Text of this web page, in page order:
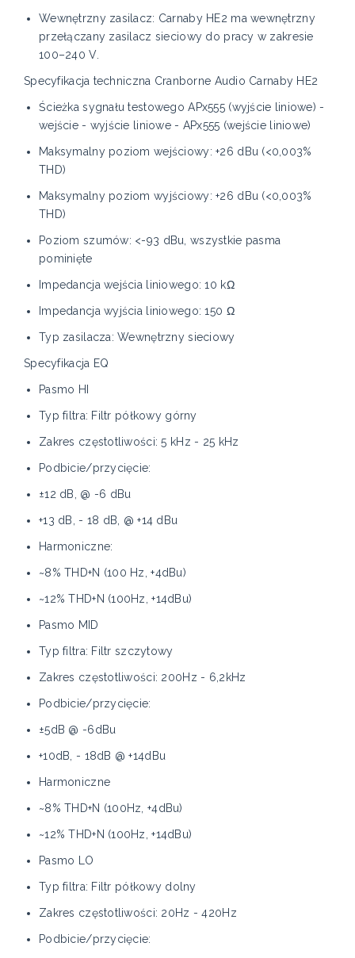
Wewnętrzny zasilacz: Carnaby HE2 ma wewnętrzny
przełączany zasilacz sieciowy do pracy w zakresie
100–240 V.
Specyfikacja techniczna Cranborne Audio Carnaby HE2
Ścieżka sygnału testowego APx555 (wyjście liniowe) -
wejście - wyjście liniowe - APx555 (wejście liniowe)
Maksymalny poziom wejściowy: +26 dBu (<0,003%
THD)
Maksymalny poziom wyjściowy: +26 dBu (<0,003%
THD)
Poziom szumów: <-93 dBu, wszystkie pasma
pominięte
Impedancja wejścia liniowego: 10 kΩ
Impedancja wyjścia liniowego: 150 Ω
Typ zasilacza: Wewnętrzny sieciowy
Specyfikacja EQ
Pasmo HI
Typ filtra: Filtr półkowy górny
Zakres częstotliwości: 5 kHz - 25 kHz
Podbicie/przycięcie:
±12 dB, @ -6 dBu
+13 dB, - 18 dB, @ +14 dBu
Harmoniczne:
~8% THD+N (100 Hz, +4dBu)
~12% THD+N (100Hz, +14dBu)
Pasmo MID
Typ filtra: Filtr szczytowy
Zakres częstotliwości: 200Hz - 6,2kHz
Podbicie/przycięcie:
±5dB @ -6dBu
+10dB, - 18dB @ +14dBu
Harmoniczne
~8% THD+N (100Hz, +4dBu)
~12% THD+N (100Hz, +14dBu)
Pasmo LO
Typ filtra: Filtr półkowy dolny
Zakres częstotliwości: 20Hz - 420Hz
Podbicie/przycięcie: